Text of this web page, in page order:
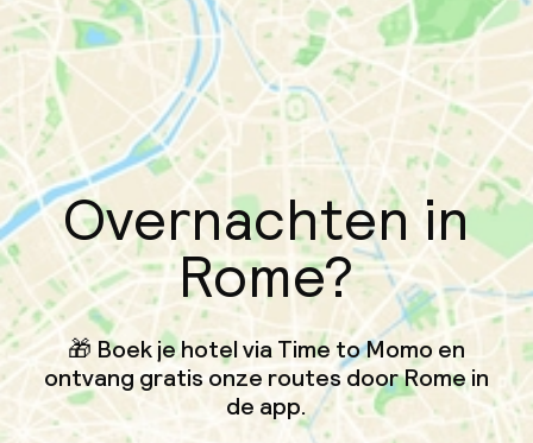
Overnachten in
Rome?
🎁 Boek je hotel via Time to Momo en
ontvang gratis onze routes door Rome in
de app.